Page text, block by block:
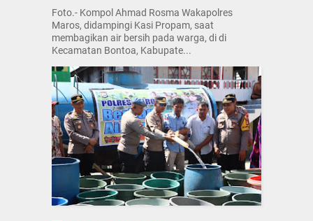
Foto.- Kompol Ahmad Rosma Wakapolres
Maros, didampingi Kasi Propam, saat
membagikan air bersih pada warga, di di
Kecamatan Bontoa, Kabupate...